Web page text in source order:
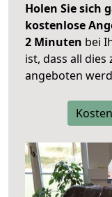
Holen Sie sich
kostenlose
2 Minuten bei
ist, dass all
angeboten